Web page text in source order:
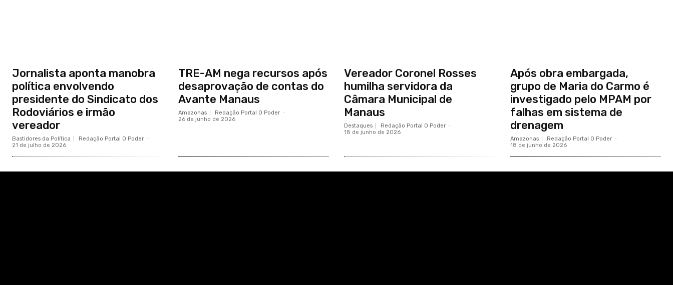
Jornalista aponta manobra
política envolvendo
presidente do Sindicato dos
Rodoviários e irmão
vereador
Bastidores da Política Redação Portal O Poder -
21 de julho de 2026
TRE-AM nega recursos após
desaprovação de contas do
Avante Manaus
Amazonas Redação Portal O Poder -
26 de junho de 2026
Vereador Coronel Rosses
humilha servidora da
Câmara Municipal de
Manaus
Destaques Redação Portal O Poder -
18 de junho de 2026
Após obra embargada,
grupo de Maria do Carmo é
investigado pelo MPAM por
falhas em sistema de
drenagem
Amazonas Redação Portal O Poder -
18 de junho de 2026